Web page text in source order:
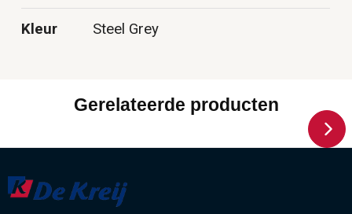
Kleur Steel Grey
Gerelateerde producten